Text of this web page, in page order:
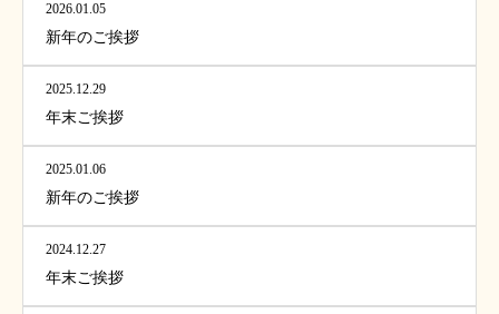
2026.01.05
新年のご挨拶
2025.12.29
年末ご挨拶
2025.01.06
新年のご挨拶
2024.12.27
年末ご挨拶